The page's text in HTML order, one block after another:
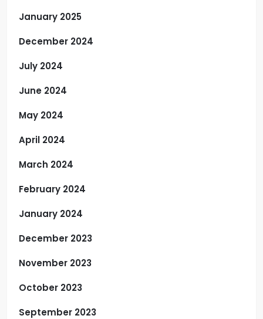
January 2025
December 2024
July 2024
June 2024
May 2024
April 2024
March 2024
February 2024
January 2024
December 2023
November 2023
October 2023
September 2023